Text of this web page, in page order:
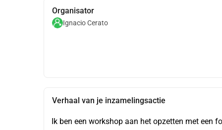
Organisator
Ignacio Cerato
Verhaal van je inzamelingsactie
Ik ben een workshop aan het opzetten met een